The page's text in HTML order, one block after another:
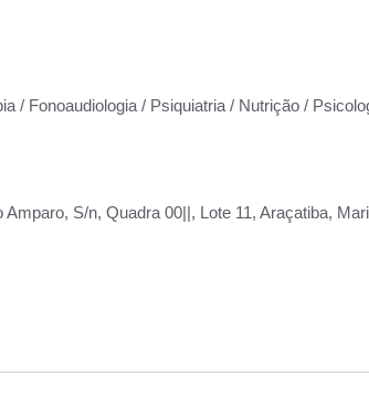
/ Fonoaudiologia / Psiquiatria / Nutrição /
S/n, Quadra 00||, Lote 11, Araçatiba,